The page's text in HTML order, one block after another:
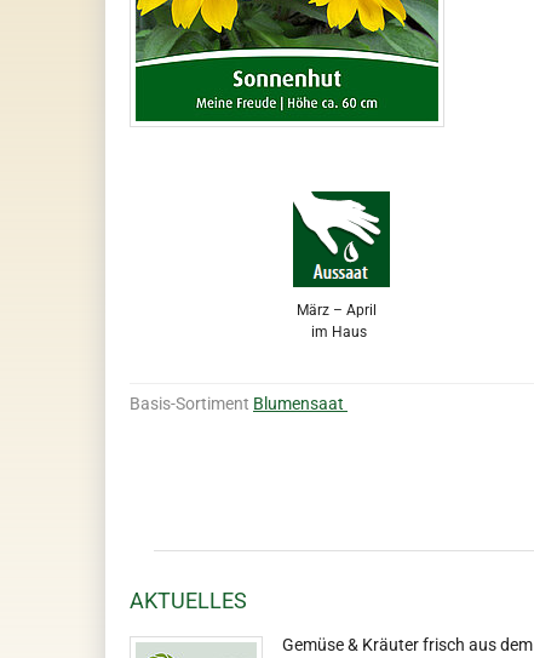
März – April
im Haus
Basis-Sortiment Blumensaat
AKTUELLES
Gemüse & Kräuter frisch aus dem